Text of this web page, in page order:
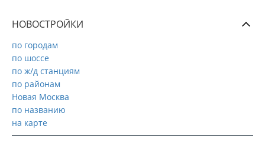
НОВОСТРОЙКИ
по городам
по шоссе
по ж/д станциям
по районам
Новая Москва
по названию
на карте